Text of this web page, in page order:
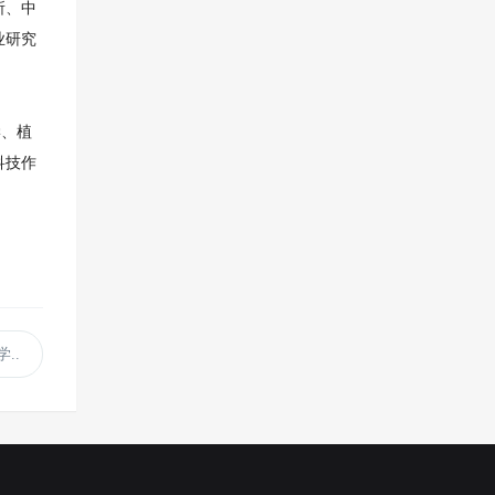
、中
研究
植
技作
..